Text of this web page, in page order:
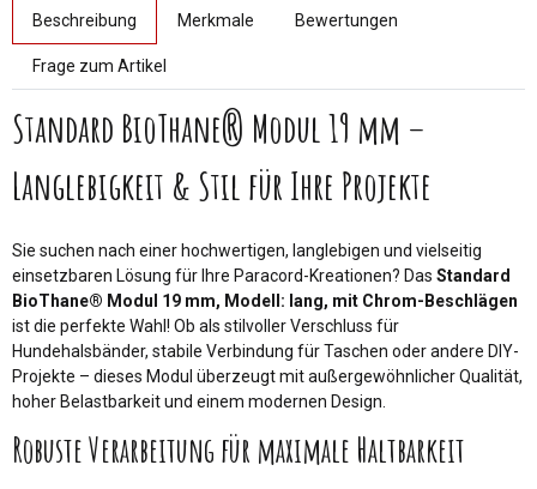
Beschreibung Merkmale Bewertungen
Frage zum Artikel
Standard BioThane® Modul 19 mm –
Langlebigkeit & Stil für Ihre Projekte
Sie suchen nach einer hochwertigen, langlebigen und vielseitig
einsetzbaren Lösung für Ihre Paracord-Kreationen? Das Standard
BioThane® Modul 19 mm, Modell: lang, mit Chrom-Beschlägen
ist die perfekte Wahl! Ob als stilvoller Verschluss für
Hundehalsbänder, stabile Verbindung für Taschen oder andere DIY-
Projekte – dieses Modul überzeugt mit außergewöhnlicher Qualität,
hoher Belastbarkeit und einem modernen Design.
Robuste Verarbeitung für maximale Haltbarkeit